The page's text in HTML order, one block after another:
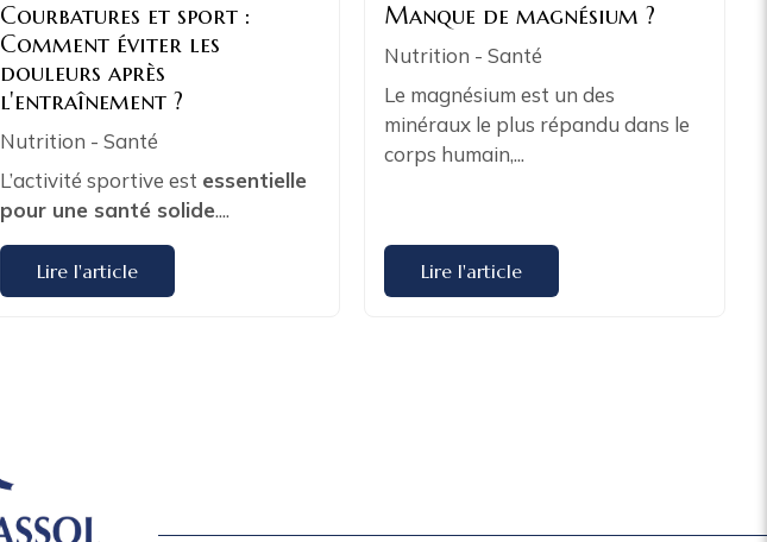
Courbatures et sport :
Comment éviter les
douleurs après
l'entraînement ?
Nutrition - Santé
L’activité sportive est essentielle
pour une santé solide....
Lire l'article
Manque de magnésium ?
Nutrition - Santé
Le magnésium est un des
minéraux le plus répandu dans le
corps humain,...
Lire l'article